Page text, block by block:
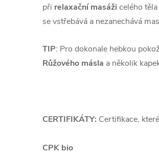
při relaxační masáži celého
se vstřebává a nezanechává
TIP: Pro dokonale hebkou
Růžového másla a několik
CERTIFIKÁTY: Certifikace,
CPK bio